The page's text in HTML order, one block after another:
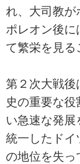
れ、大司教が
ポレオン後に
て繁栄を見る
第２次大戦後
史の重要な
い急速な発
統一したドイ
の地位を失っ